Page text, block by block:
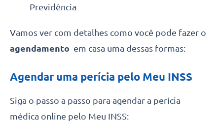
Previdência
Vamos ver com detalhes como você pode fazer o
agendamento em casa uma dessas formas:
Agendar uma perícia pelo Meu INSS
Siga o passo a passo para agendar a perícia
médica online pelo Meu INSS: